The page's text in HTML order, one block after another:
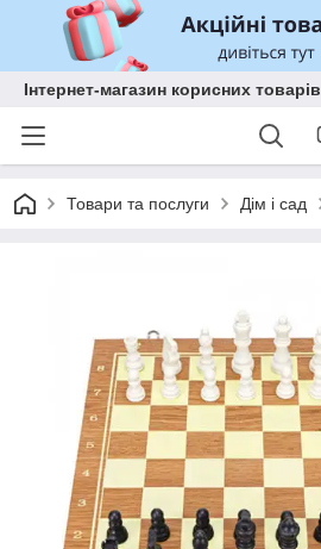
Інтернет-магазин корисних товарів
Товари та послуги Дім і сад